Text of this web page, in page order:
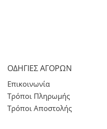
ΟΔΗΓΙΕΣ ΑΓΟΡΩΝ
Επικοινωνία
Τρόποι Πληρωμής
Τρόποι Αποστολής